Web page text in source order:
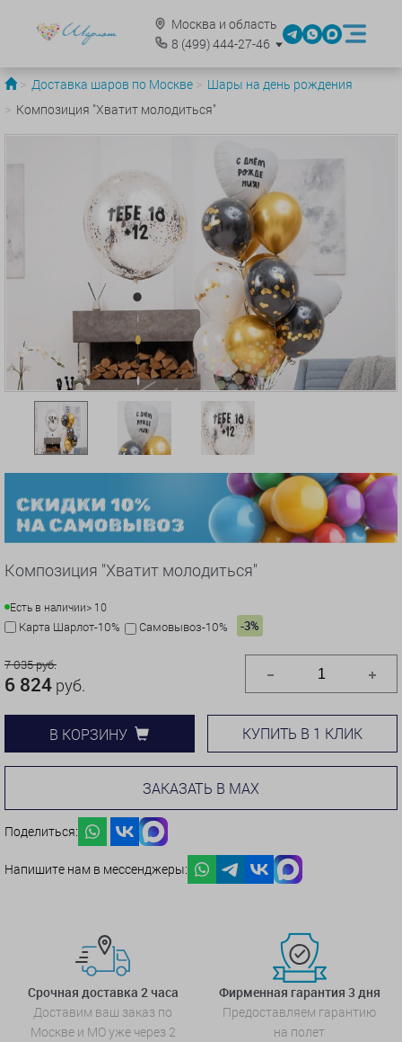
Москва и область
8 (499)444-27-46
Доставка шаров по Москве
Шары на день рождения
Композиция "Хватит молодиться"
Композиция "Хватит молодиться"
Есть в наличии> 10
Карта Шарлот-10% Самовывоз-10% -3%
7 035 руб.
6 824 руб.
В КОРЗИНУ КУПИТЬ В 1 КЛИК
ЗАКАЗАТЬ В MAX
Поделиться:
Напишите нам в мессенджеры:
Срочная доставка 2 часа
Доставим ваш заказ по
Москве и МО уже через 2
Фирменная гарантия 3 дня
Предоставляем гарантию
на полет